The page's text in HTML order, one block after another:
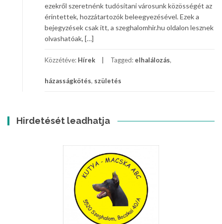
ezekről szeretnénk tudósítani városunk közösségét az
érintettek, hozzátartozók beleegyezésével. Ezek a
bejegyzések csak itt, a szeghalomhir.hu oldalon lesznek
olvashatóak, […]
Közzétéve: Hírek Tagged: elhalálozás,
házasságkötés, születés
Hirdetését leadhatja